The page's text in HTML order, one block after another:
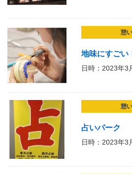
憩
地味にすごい
日時：2023年3
憩
占いパーク
日時：2023年3